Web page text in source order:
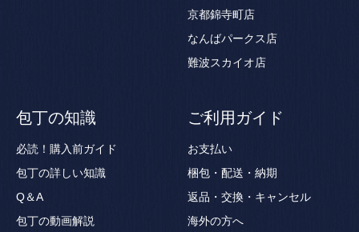
京都錦寺町店
なんばパークス店
難波スカイオ店
包丁の知識
必読！購入前ガイド
包丁の詳しい知識
Q＆A
包丁の動画解説
ご利用ガイド
お支払い
梱包・配送・納期
返品・交換・キャンセル
海外の方へ